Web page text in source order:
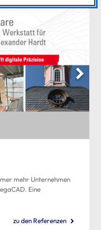
mehr Unternehmen
Eine
zu den Referenzen